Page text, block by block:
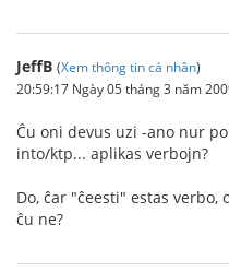
JeffB (Xem thông tin cá nhân)
20:59:17 Ngày 05 tháng 3 năm
Ĉu oni devus uzi -ano nur
into/ktp... aplikas verbojn?
Do, ĉar "ĉeesti" estas
ĉu ne?